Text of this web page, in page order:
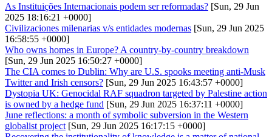
As Instituições Internacionais podem ser reformadas? [Sun, 29 Jun
2025 18:16:21 +0000]
Civilizaciones milenarias v/s entidades modernas [Sun, 29 Jun 2025
16:58:55 +0000]
Who owns homes in Europe? A country-by-country breakdown
[Sun, 29 Jun 2025 16:50:27 +0000]
The CIA comes to Dublin: Why are U.S. spooks meeting anti-Musk
Twitter and Irish censors? [Sun, 29 Jun 2025 16:43:57 +0000]
Dystopia UK: Genocidal RAF squadron targeted by Palestine action
is owned by a hedge fund [Sun, 29 Jun 2025 16:37:11 +0000]
June reflections: a month of symbolic subversion in the Western
globalist project [Sun, 29 Jun 2025 16:17:15 +0000]